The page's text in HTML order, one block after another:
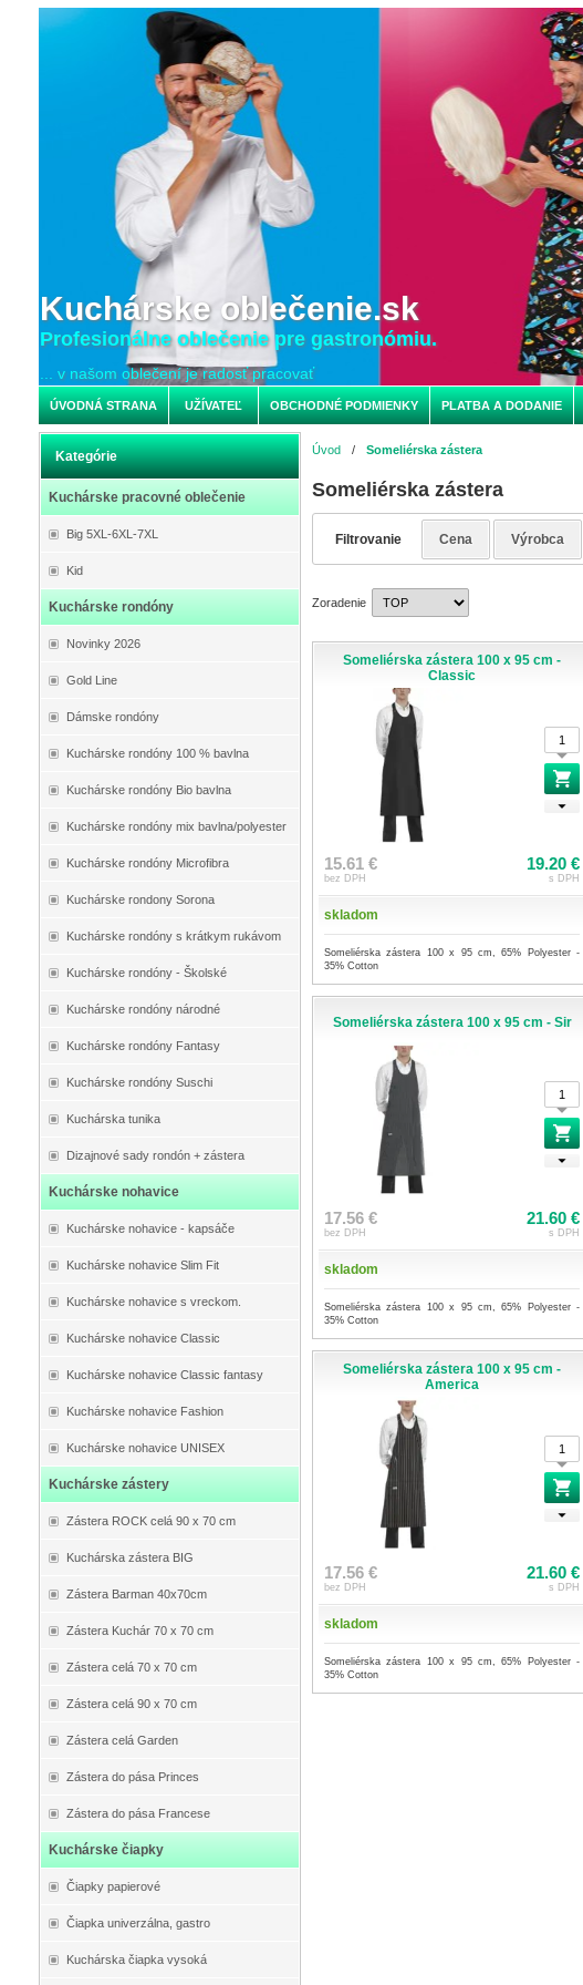
Kuchárske oblečenie.sk
Profesionálne oblečenie pre gastronómiu.
... v našom oblečení je radosť pracovať
ÚVODNÁ STRANA UŽÍVATEĽ OBCHODNÉ PODMIENKY PLATBA A DODANIE
Kategórie
Kuchárske pracovné oblečenie
Big 5XL-6XL-7XL
Kid
Kuchárske rondóny
Novinky 2026
Gold Line
Dámske rondóny
Kuchárske rondóny 100 % bavlna
Kuchárske rondóny Bio bavlna
Kuchárske rondóny mix bavlna/polyester
Kuchárske rondóny Microfibra
Kuchárske rondony Sorona
Kuchárske rondóny s krátkym rukávom
Kuchárske rondóny - Školské
Kuchárske rondóny národné
Kuchárske rondóny Fantasy
Kuchárske rondóny Suschi
Kuchárska tunika
Dizajnové sady rondón + zástera
Kuchárske nohavice
Kuchárske nohavice - kapsáče
Kuchárske nohavice Slim Fit
Kuchárske nohavice s vreckom.
Kuchárske nohavice Classic
Kuchárske nohavice Classic fantasy
Kuchárske nohavice Fashion
Kuchárske nohavice UNISEX
Kuchárske zástery
Zástera ROCK celá 90 x 70 cm
Kuchárska zástera BIG
Zástera Barman 40x70cm
Zástera Kuchár 70 x 70 cm
Zástera celá 70 x 70 cm
Zástera celá 90 x 70 cm
Zástera celá Garden
Zástera do pása Princes
Zástera do pása Francese
Kuchárske čiapky
Čiapky papierové
Čiapka univerzálna, gastro
Kuchárska čiapka vysoká
Úvod / Someliérska zástera
Someliérska zástera
Filtrovanie Cena Výrobca
Zoradenie
Someliérska zástera 100 x 95 cm -
Classic
15.61 €
bez DPH
19.20 €
s DPH
skladom
Someliérska zástera 100 x 95 cm, 65% Polyester -
35% Cotton
Someliérska zástera 100 x 95 cm - Sir
17.56 €
bez DPH
21.60 €
s DPH
skladom
Someliérska zástera 100 x 95 cm, 65% Polyester -
35% Cotton
Someliérska zástera 100 x 95 cm -
America
17.56 €
bez DPH
21.60 €
s DPH
skladom
Someliérska zástera 100 x 95 cm, 65% Polyester -
35% Cotton